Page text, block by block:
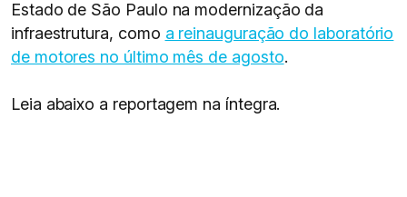
Estado de São Paulo na modernização da
infraestrutura, como a reinauguração do laboratório
de motores no último mês de agosto.
Leia abaixo a reportagem na íntegra.